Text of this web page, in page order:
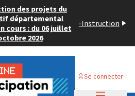
des projets du
départemental
cours : du 06 juillet
2026
-Instruction
Se connecter